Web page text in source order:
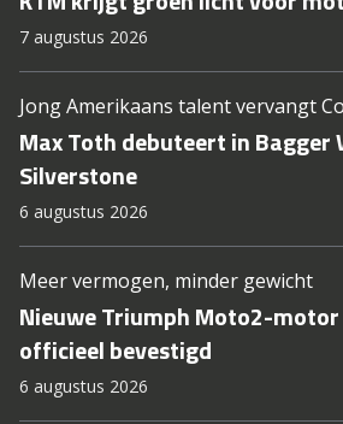
7 augustus 2026
Jong Amerikaans talent vervangt
Max Toth debuteert in Bagger
Silverstone
6 augustus 2026
Meer vermogen, minder gewicht
Nieuwe Triumph Moto2-
officieel bevestigd
6 augustus 2026